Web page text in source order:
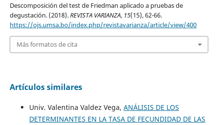
Descomposición del test de Friedman aplicado a pruebas de
degustación. (2018).REVISTA VARIANZA, 15(15), 62-66.
https://ojs.umsa.bo/index.php/revistavarianza/article/view/400
Más formatos de cita
Artículos similares
Univ. Valentina Valdez Vega, ANÁLISIS DE LOS
DETERMINANTES EN LA TASA DE FECUNDIDAD DE LAS